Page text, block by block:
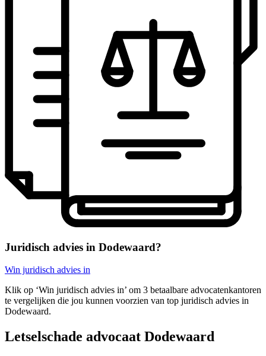
Juridisch advies in Dodewaard?
Win juridisch advies in
Klik op ‘Win juridisch advies in’ om 3 betaalbare advocatenkantoren
te vergelijken die jou kunnen voorzien van top juridisch advies in
Dodewaard.
Letselschade advocaat Dodewaard